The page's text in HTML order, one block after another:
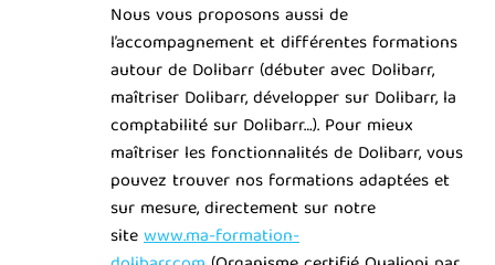
Nous vous proposons aussi de
l’accompagnement et différentes formations
autour de Dolibarr (débuter avec Dolibarr,
maîtriser Dolibarr, développer sur Dolibarr, la
comptabilité sur Dolibarr…). Pour mieux
maîtriser les fonctionnalités de Dolibarr, vous
pouvez trouver nos formations adaptées et
sur mesure, directement sur notre
sitewww.ma-formation-